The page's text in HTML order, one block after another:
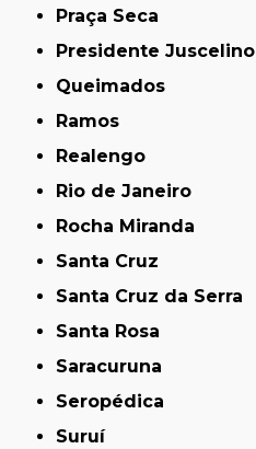
Praça Seca
Presidente Juscelino
Queimados
Ramos
Realengo
Rio de Janeiro
Rocha Miranda
Santa Cruz
Santa Cruz da Serra
Santa Rosa
Saracuruna
Seropédica
Suruí